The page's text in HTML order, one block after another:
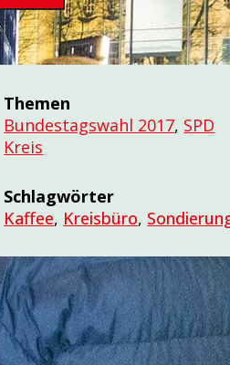
Themen
Bundestagswahl 2017, SPD
Kreis
Schlagwörter
Kaffee, Kreisbüro,